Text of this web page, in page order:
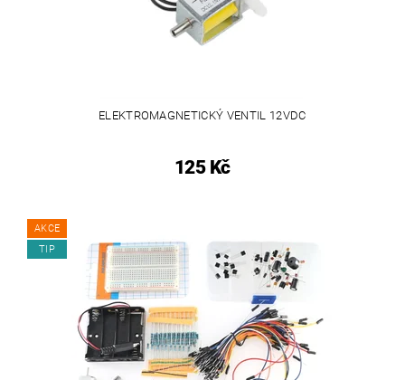
ELEKTROMAGNETICKÝ VENTIL 12VDC
125 Kč
AKCE
TIP